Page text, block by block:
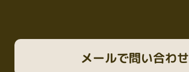
メールで問い合わせ